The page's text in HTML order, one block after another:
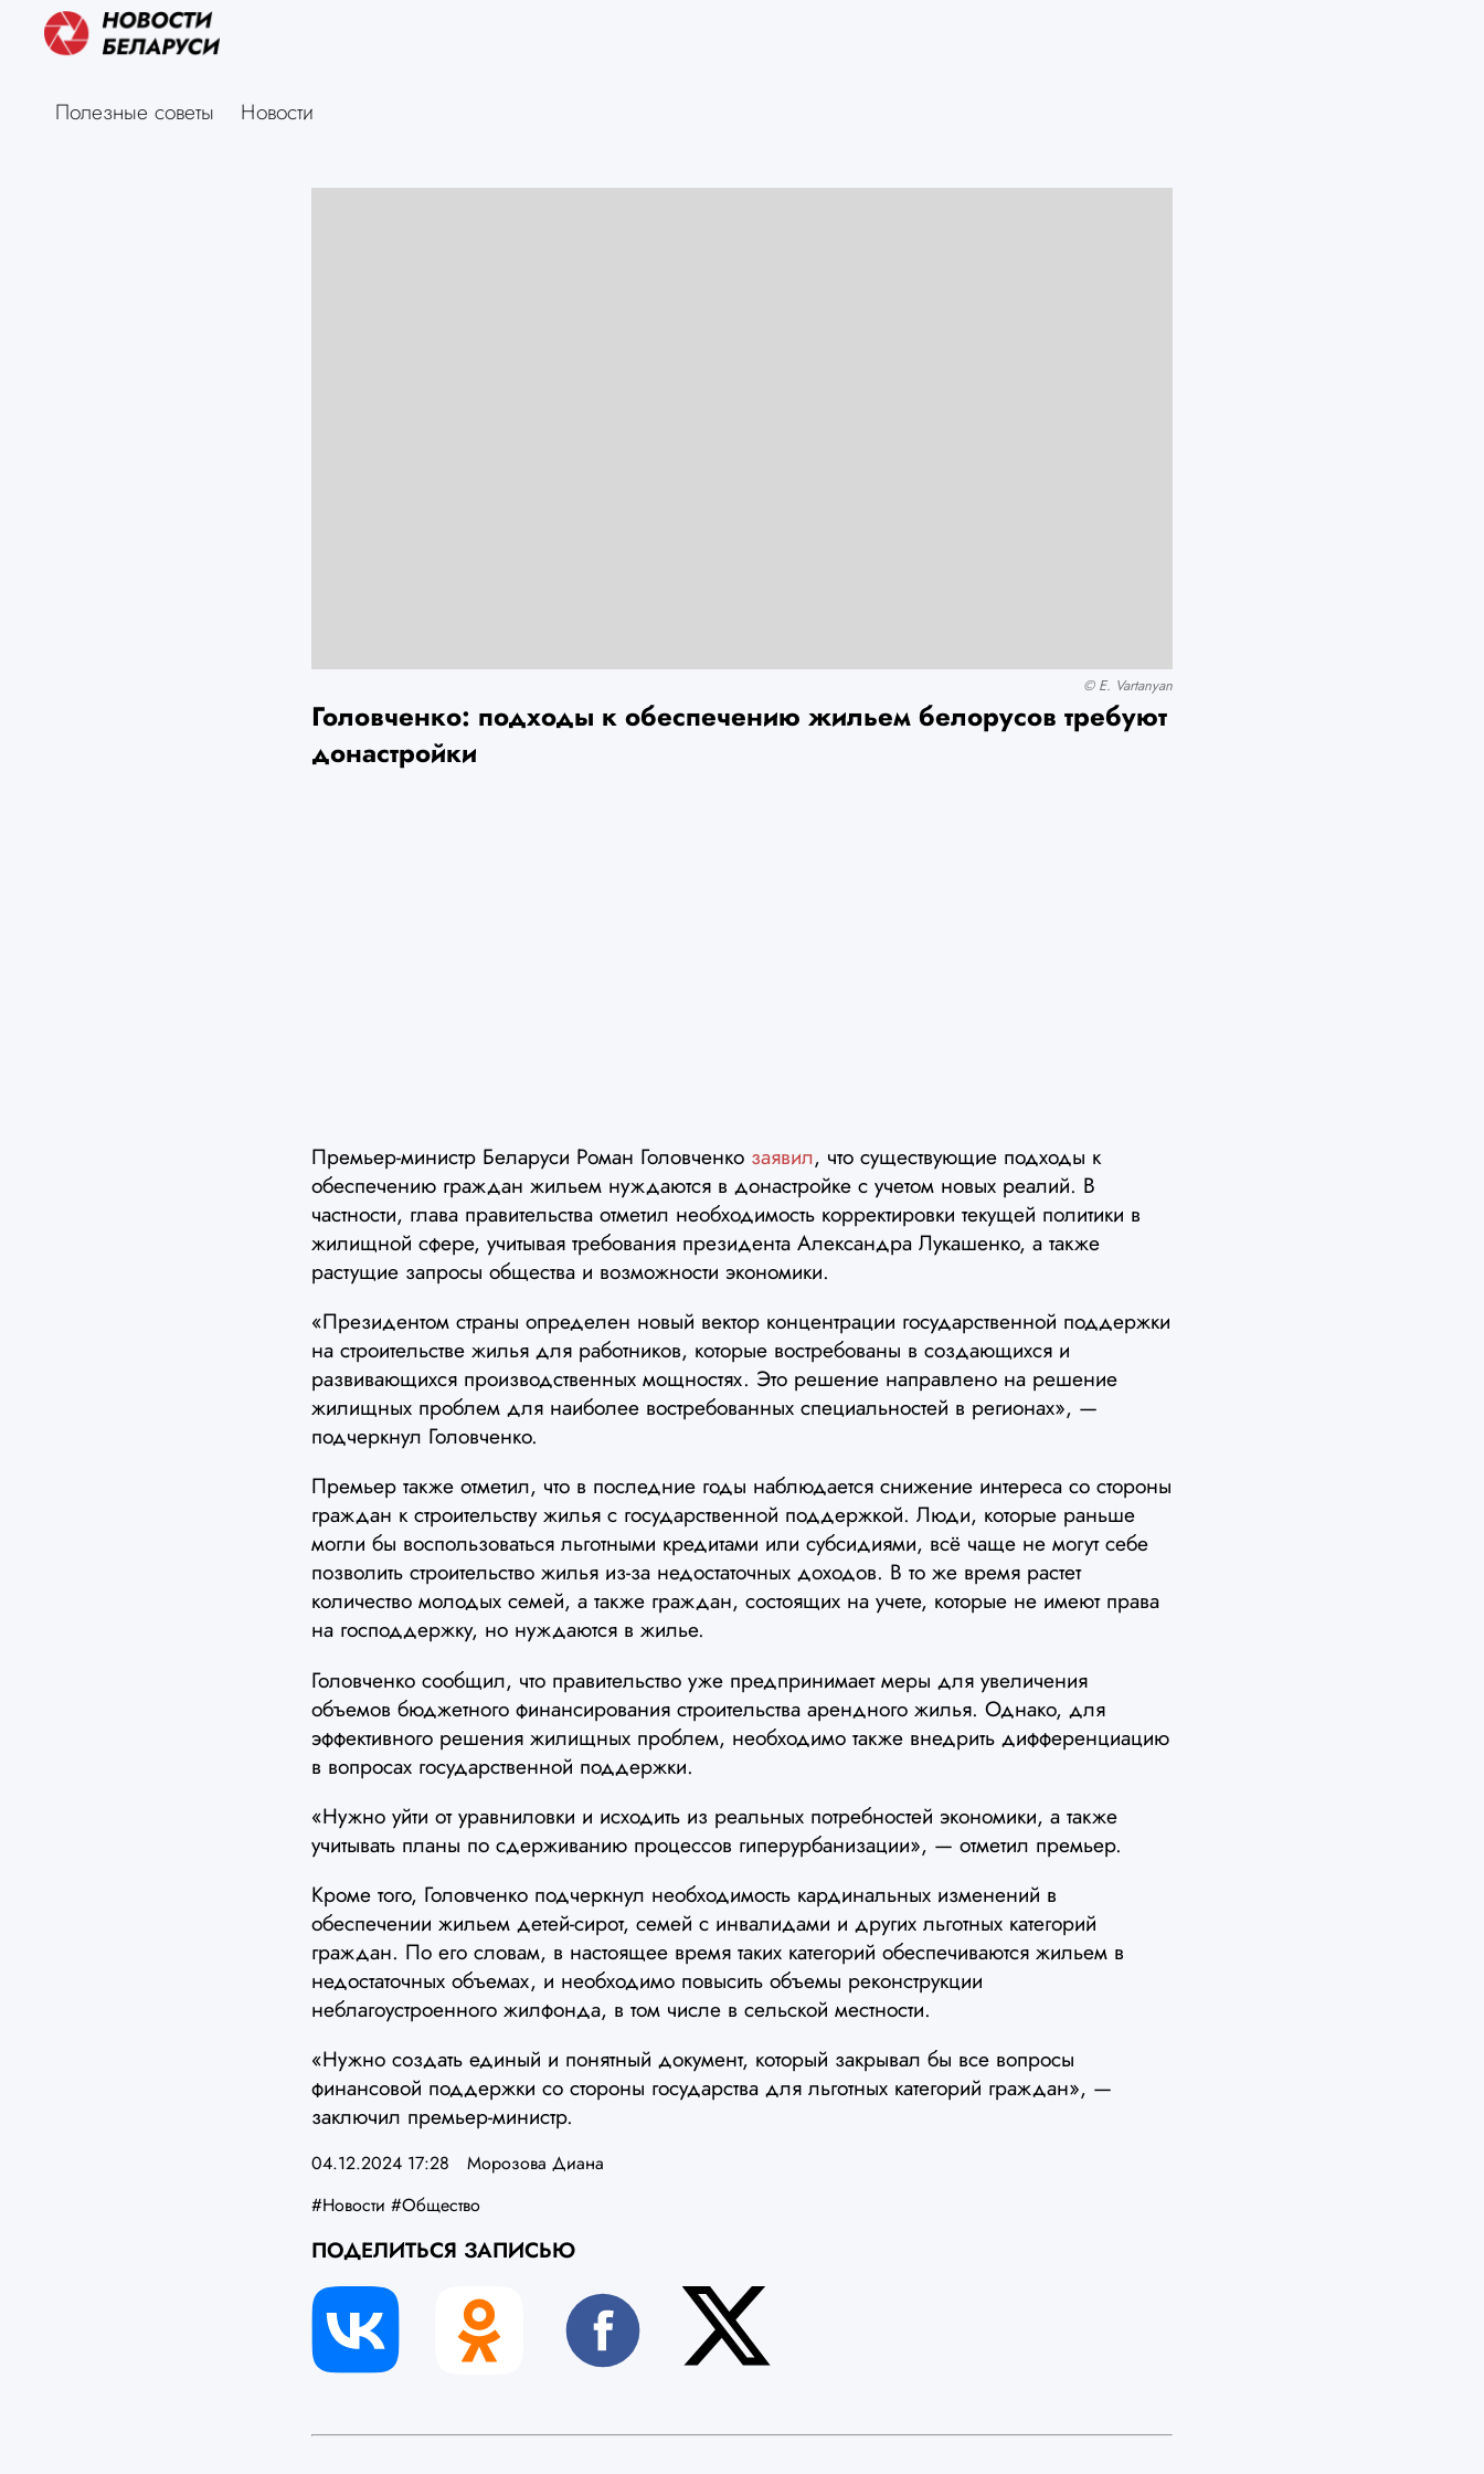
Полезные советы Новости
© E. Vartanyan
Головченко: подходы к обеспечению жильем белорусов требуют
донастройки
Премьер-министр Беларуси Роман Головченко заявил, что существующие подходы к
обеспечению граждан жильем нуждаются в донастройке с учетом новых реалий. В
частности, глава правительства отметил необходимость корректировки текущей политики в
жилищной сфере, учитывая требования президента Александра Лукашенко, а также
растущие запросы общества и возможности экономики.
«Президентом страны определен новый вектор концентрации государственной поддержки
на строительстве жилья для работников, которые востребованы в создающихся и
развивающихся производственных мощностях. Это решение направлено на решение
жилищных проблем для наиболее востребованных специальностей в регионах», —
подчеркнул Головченко.
Премьер также отметил, что в последние годы наблюдается снижение интереса со стороны
граждан к строительству жилья с государственной поддержкой. Люди, которые раньше
могли бы воспользоваться льготными кредитами или субсидиями, всё чаще не могут себе
позволить строительство жилья из-за недостаточных доходов. В то же время растет
количество молодых семей, а также граждан, состоящих на учете, которые не имеют права
на господдержку, но нуждаются в жилье.
Головченко сообщил, что правительство уже предпринимает меры для увеличения
объемов бюджетного финансирования строительства арендного жилья. Однако, для
эффективного решения жилищных проблем, необходимо также внедрить дифференциацию
в вопросах государственной поддержки.
«Нужно уйти от уравниловки и исходить из реальных потребностей экономики, а также
учитывать планы по сдерживанию процессов гиперурбанизации», — отметил премьер.
Кроме того, Головченко подчеркнул необходимость кардинальных изменений в
обеспечении жильем детей-сирот, семей с инвалидами и других льготных категорий
граждан. По его словам, в настоящее время таких категорий обеспечиваются жильем в
недостаточных объемах, и необходимо повысить объемы реконструкции
неблагоустроенного жилфонда, в том числе в сельской местности.
«Нужно создать единый и понятный документ, который закрывал бы все вопросы
финансовой поддержки со стороны государства для льготных категорий граждан», —
заключил премьер-министр.
04.12.2024 17:28
Морозова Диана
#Новости #Общество
ПОДЕЛИТЬСЯ ЗАПИСЬЮ